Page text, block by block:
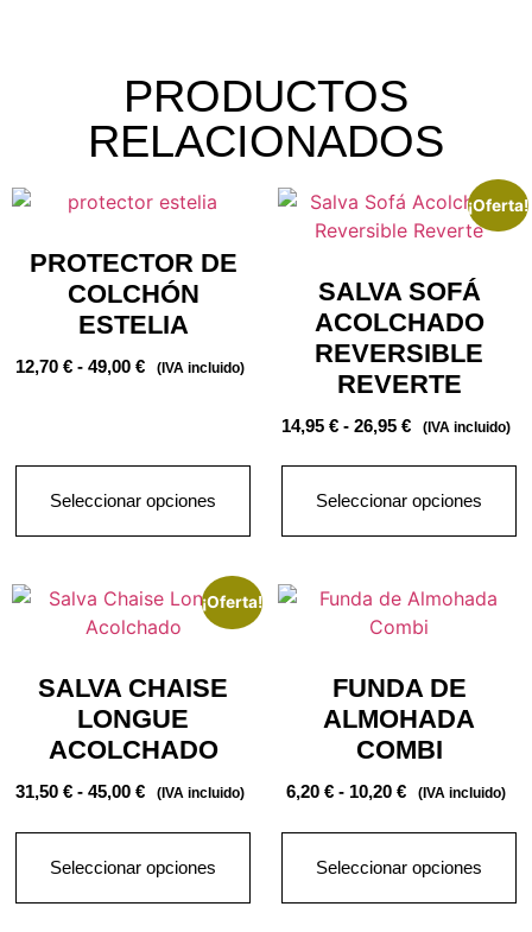
PRODUCTOS
RELACIONADOS
PROTECTOR DE
COLCHÓN
ESTELIA
12,70 € - 49,00 € (IVA incluido)
Seleccionar opciones
¡Oferta!
SALVA SOFÁ
ACOLCHADO
REVERSIBLE
REVERTE
14,95 € - 26,95 € (IVA incluido)
Seleccionar opciones
¡Oferta!
SALVA CHAISE
LONGUE
ACOLCHADO
31,50 € - 45,00 € (IVA incluido)
Seleccionar opciones
FUNDA DE
ALMOHADA
COMBI
6,20 € - 10,20 € (IVA incluido)
Seleccionar opciones